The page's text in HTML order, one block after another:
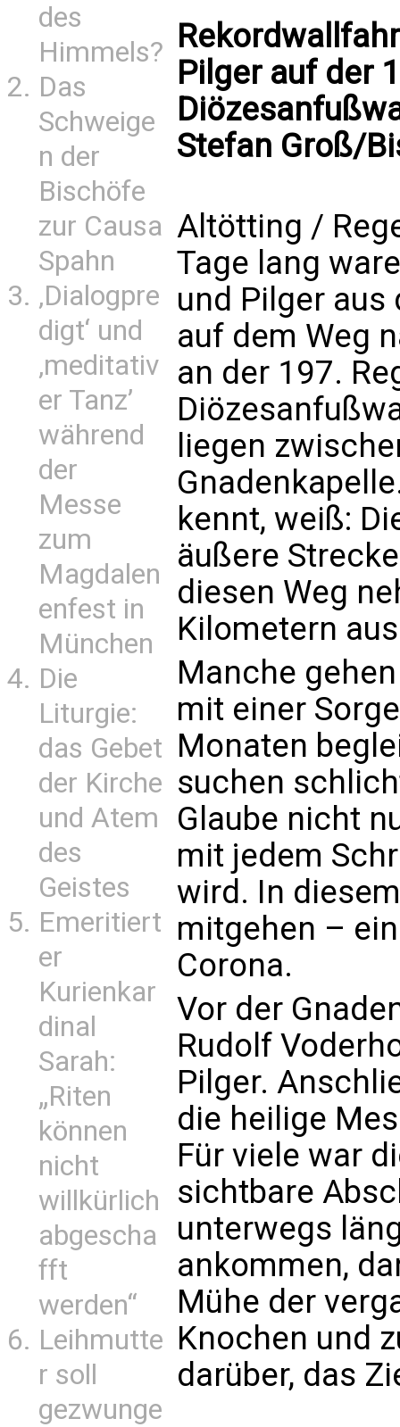
des
Himmels?
Das
Schweige
n der
Bischöfe
zur Causa
Spahn
‚Dialogpre
digt‘ und
‚meditativ
er Tanz’
während
der
Messe
zum
Magdalen
enfest in
München
Die
Liturgie:
das Gebet
der Kirche
und Atem
des
Geistes
Emeritiert
er
Kurienkar
dinal
Sarah:
„Riten
können
nicht
willkürlich
abgescha
fft
werden“
Leihmutte
r soll
gezwunge
Pilger auf der
Stefan Groß/
Altötting /
Tage lang
und Pilger aus
auf dem Weg
an der 197.
liegen
kennt, weiß:
äußere
diesen Weg
Kilometern
Manche
mit einer
Monaten
suchen
Glaube nicht
mit jedem
wird. In
mitgehen –
Corona.
Vor der
Rudolf
Pilger.
die heilige
Für viele war
sichtbare
unterwegs
ankommen,
Mühe der
Knochen und
darüber, das